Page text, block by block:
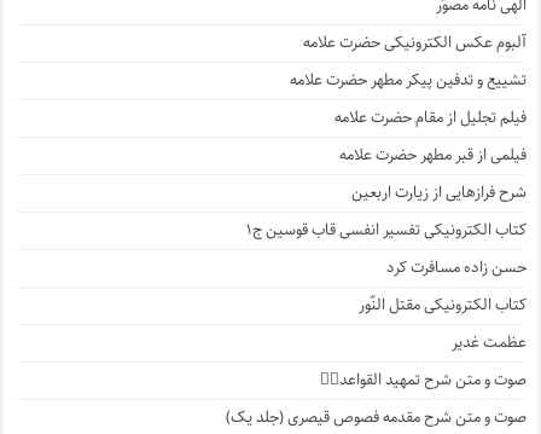
الهی نامه مصوّر
آلبوم عکس الکترونیکی حضرت علامه
تشییع و تدفین پیکر مطهر حضرت علامه
فیلم تجلیل از مقام حضرت علامه
فیلمی از قبر مطهر حضرت علامه
شرح فرازهایی از زیارت اربعین
کتاب الکترونیکی تفسیر انفسی قاب قوسین ج۱
حسن زاده مسافرت کرد
کتاب الکترونیکی مقتل النّور
عظمت غدیر
صوت و متن شرح تمهید القواعد۱️⃣
صوت و متن شرح مقدمه فصوص قیصری (جلد یک)